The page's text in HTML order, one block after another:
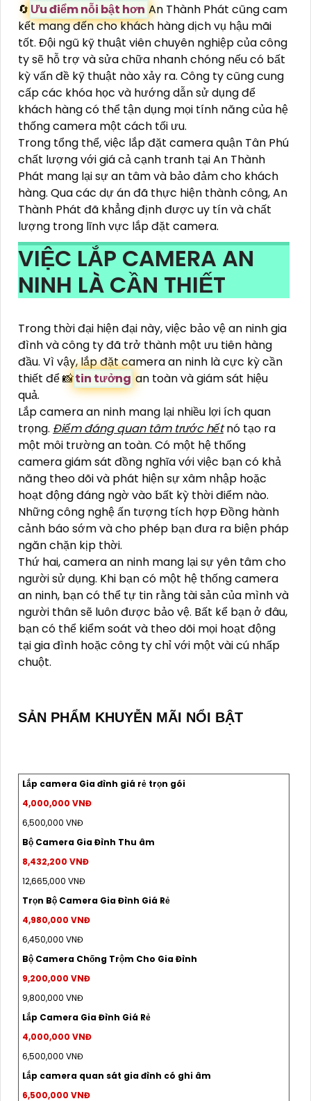
🔄 Ưu điểm nỗi bật hơn An Thành Phát cũng cam
kết mang đến cho khách hàng dịch vụ hậu mãi
tốt. Đội ngũ kỹ thuật viên chuyên nghiệp của công
ty sẽ hỗ trợ và sửa chữa nhanh chóng nếu có bất
kỳ vấn đề kỹ thuật nào xảy ra. Công ty cũng cung
cấp các khóa học và hướng dẫn sử dụng để
khách hàng có thể tận dụng mọi tính năng của hệ
thống camera một cách tối ưu.
Trong tổng thể, việc lắp đặt camera quận Tân Phú
chất lượng với giá cả cạnh tranh tại An Thành
Phát mang lại sự an tâm và bảo đảm cho khách
hàng. Qua các dự án đã thực hiện thành công, An
Thành Phát đã khẳng định được uy tín và chất
lượng trong lĩnh vực lắp đặt camera.
VIỆC LẮP CAMERA AN
NINH LÀ CẦN THIẾT
Trong thời đại hiện đại này, việc bảo vệ an ninh gia
đình và công ty đã trở thành một ưu tiên hàng
đầu. Vì vậy, lắp đặt camera an ninh là cực kỳ cần
thiết để 📸tin tưởng an toàn và giám sát hiệu
quả.
Lắp camera an ninh mang lại nhiều lợi ích quan
trọng. Điểm đáng quan tâm trước hếtnó tạo ra
một môi trường an toàn. Có một hệ thống
camera giám sát đồng nghĩa với việc bạn có khả
năng theo dõi và phát hiện sự xâm nhập hoặc
hoạt động đáng ngờ vào bất kỳ thời điểm nào.
Những công nghệ ấn tượng tích hợp Đồng hành
cảnh báo sớm và cho phép bạn đưa ra biện pháp
ngăn chặn kịp thời.
Thứ hai, camera an ninh mang lại sự yên tâm cho
người sử dụng. Khi bạn có một hệ thống camera
an ninh, bạn có thể tự tin rằng tài sản của mình và
người thân sẽ luôn được bảo vệ. Bất kể bạn ở đâu,
bạn có thể kiểm soát và theo dõi mọi hoạt động
tại gia đình hoặc công ty chỉ với một vài cú nhấp
chuột.
SẢN PHẨM KHUYỄN MÃI NỔI BẬT
Lắp camera Gia đình giá rẻ trọn gói
4,000,000 VNĐ
6,500,000 VNĐ
Bộ Camera Gia Đình Thu âm
8,432,200 VNĐ
12,665,000 VNĐ
Trọn Bộ Camera Gia Đình Giá Rẻ
4,980,000 VNĐ
6,450,000 VNĐ
Bộ Camera Chống Trộm Cho Gia Đình
9,200,000 VNĐ
9,800,000 VNĐ
Lắp Camera Gia Đình Giá Rẻ
4,000,000 VNĐ
6,500,000 VNĐ
Lắp camera quan sát gia đình có ghi âm
6,500,000 VNĐ